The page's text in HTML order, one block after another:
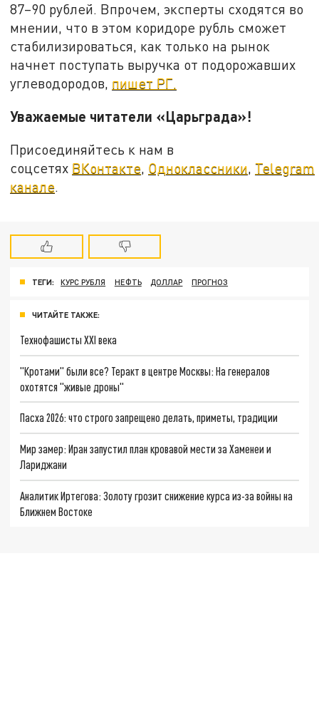
87–90 рублей. Впрочем, эксперты сходятся во
мнении, что в этом коридоре рубль сможет
стабилизироваться, как только на рынок
начнет поступать выручка от подорожавших
углеводородов, пишет РГ.
Уважаемые читатели «Царьграда»!
Присоединяйтесь к нам в
соцсетях ВКонтакте Одноклассники Telegram
канале
ТЕГИ: КУРС РУБЛЯ НЕФТЬ ДОЛЛАР ПРОГНОЗ
ЧИТАЙТЕ ТАКЖЕ:
Технофашисты XXI века
"Кротами" были все? Теракт в центре Москвы: На генералов
охотятся "живые дроны"
Пасха 2026: что строго запрещено делать, приметы, традиции
Мир замер: Иран запустил план кровавой мести за Хаменеи и
Лариджани
Аналитик Иртегова: Золоту грозит снижение курса из-за войны на
Ближнем Востоке